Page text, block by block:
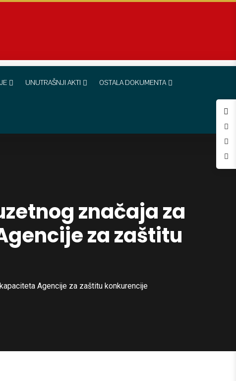
UNUTRAŠNJI AKTI OSTALA DOKUMENTA
značaja za
za zaštitu
Agencije za zaštitu konkurencije